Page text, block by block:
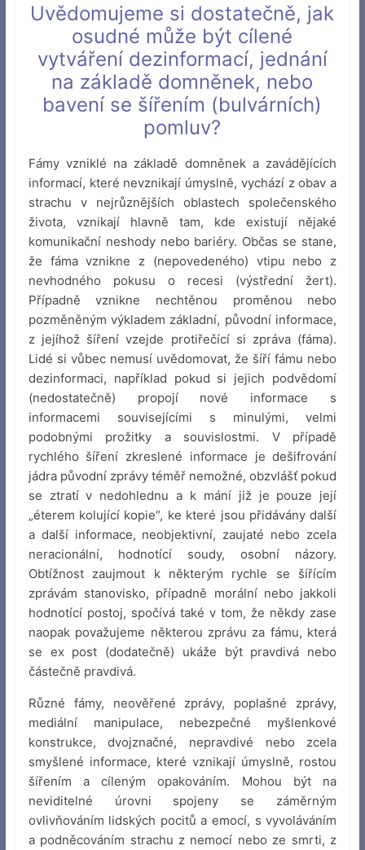
Uvědomujeme si dostatečně, jak
osudné může být cílené
vytváření dezinformací, jednání
na základě domněnek, nebo
bavení se šířením (bulvárních)
pomluv?
Fámy vzniklé na základě domněnek a zavádějících
informací, které nevznikají úmyslně, vychází z obav a
strachu v nejrůznějších oblastech společenského
života, vznikají hlavně tam, kde existují nějaké
komunikační neshody nebo bariéry. Občas se stane,
že fáma vznikne z (nepovedeného) vtipu nebo z
nevhodného pokusu o recesi (výstřední žert).
Případně vznikne nechtěnou proměnou nebo
pozměněným výkladem základní, původní informace,
z jejíhož šíření vzejde protiřečící si zpráva (fáma).
Lidé si vůbec nemusí uvědomovat, že šíří fámu nebo
dezinformaci, například pokud si jejich podvědomí
(nedostatečně) propojí nové informace s
informacemi souvisejícími s minulými, velmi
podobnými prožitky a souvislostmi. V případě
rychlého šíření zkreslené informace je dešifrování
jádra původní zprávy téměř nemožné, obzvlášť pokud
se ztratí v nedohlednu a k mání již je pouze její
„éterem kolující kopie“, ke které jsou přidávány další
a další informace, neobjektivní, zaujaté nebo zcela
neracionální, hodnotící soudy, osobní názory.
Obtížnost zaujmout k některým rychle se šířícím
zprávám stanovisko, případně morální nebo jakkoli
hodnotící postoj, spočívá také v tom, že někdy zase
naopak považujeme některou zprávu za fámu, která
se ex post (dodatečně) ukáže být pravdivá nebo
částečně pravdivá.
Různé fámy, neověřené zprávy, poplašné zprávy,
mediální manipulace, nebezpečné myšlenkové
konstrukce, dvojznačné, nepravdivé nebo zcela
smyšlené informace, které vznikají úmyslně, rostou
šířením a cíleným opakováním. Mohou být na
neviditelné úrovni spojeny se záměrným
ovlivňováním lidských pocitů a emocí, s vyvoláváním
a podněcováním strachu z nemocí nebo ze smrti, z